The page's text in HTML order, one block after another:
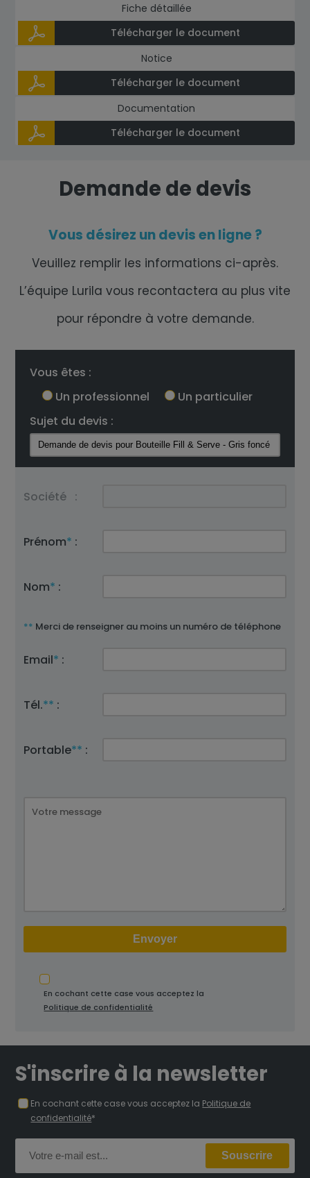
Fiche détaillée
Télécharger le document
Notice
Télécharger le document
Documentation
Télécharger le document
Demande de devis
Vous désirez un devis en ligne ?
Veuillez remplir les informations ci-après.
L’équipe Lurila vous recontactera au plus vite
pour répondre à votre demande.
Vous êtes :
Un professionnel
Un particulier
Sujet du devis :
Société :
Prénom* :
Nom* :
** Merci de renseigner au moins un numéro de téléphone
Email* :
Tél.** :
Portable** :
En cochant cette case vous acceptez la
Politique de confidentialité
S'inscrire à la newsletter
En cochant cette case vous acceptez la Politique de
confidentialité*